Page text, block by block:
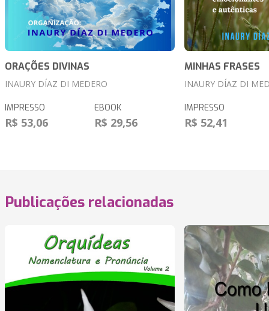
ORAÇÕES DIVINAS
INAURY DÍAZ DI MEDERO
IMPRESSO
R$ 53,06
EBOOK
R$ 29,56
MINHAS FRASES
INAURY DÍAZ DI
IMPRESSO
R$ 52,41
Publicações relacionadas